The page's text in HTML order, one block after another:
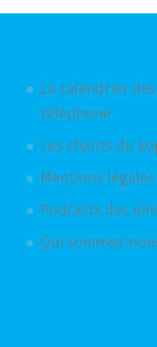
Le calendrier
téléphone
Les chants du
Mentions légales
Podcasts des
Qui sommes-